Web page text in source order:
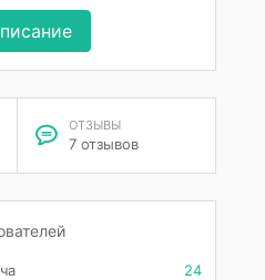
ОТЗЫВЫ
7 отзывов
24